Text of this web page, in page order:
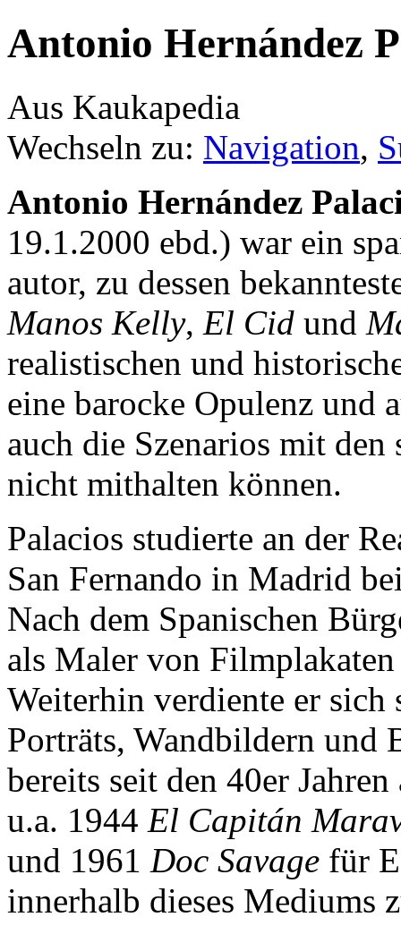
Antonio Hernández
Aus Kaukapedia
Wechseln zu: Navigation,
Antonio Hernández
19.1.2000 ebd.) war ein
autor, zu dessen
Manos Kelly, El Cid und
realistischen und
eine barocke Opulenz und
auch die Szenarios mit
nicht mithalten können.
Palacios studierte an der
San Fernando in Madrid
Nach dem Spanischen
als Maler von
Weiterhin verdiente er sich
Porträts, Wandbildern und
bereits seit den 40er
u.a. 1944 El Capitán
und 1961 Doc Savage für
innerhalb dieses Mediums